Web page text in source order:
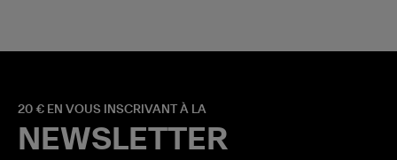
20 € EN VOUS INSCRIVANT À LA
NEWSLETTER